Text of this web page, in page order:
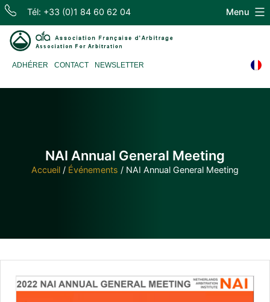
Skip
content
Tél: +33 (0)1 84 60 62 04
d'Arbitrage
ADHÉRER CONTACT NEWSLETTER
Menu
NAI Annual General Meeting
Accueil / Événements / NAI Annual General Meeting